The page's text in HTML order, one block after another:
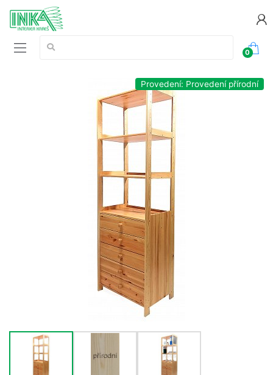
Vyhledávání:
0
Provedení: Provedení přírodní